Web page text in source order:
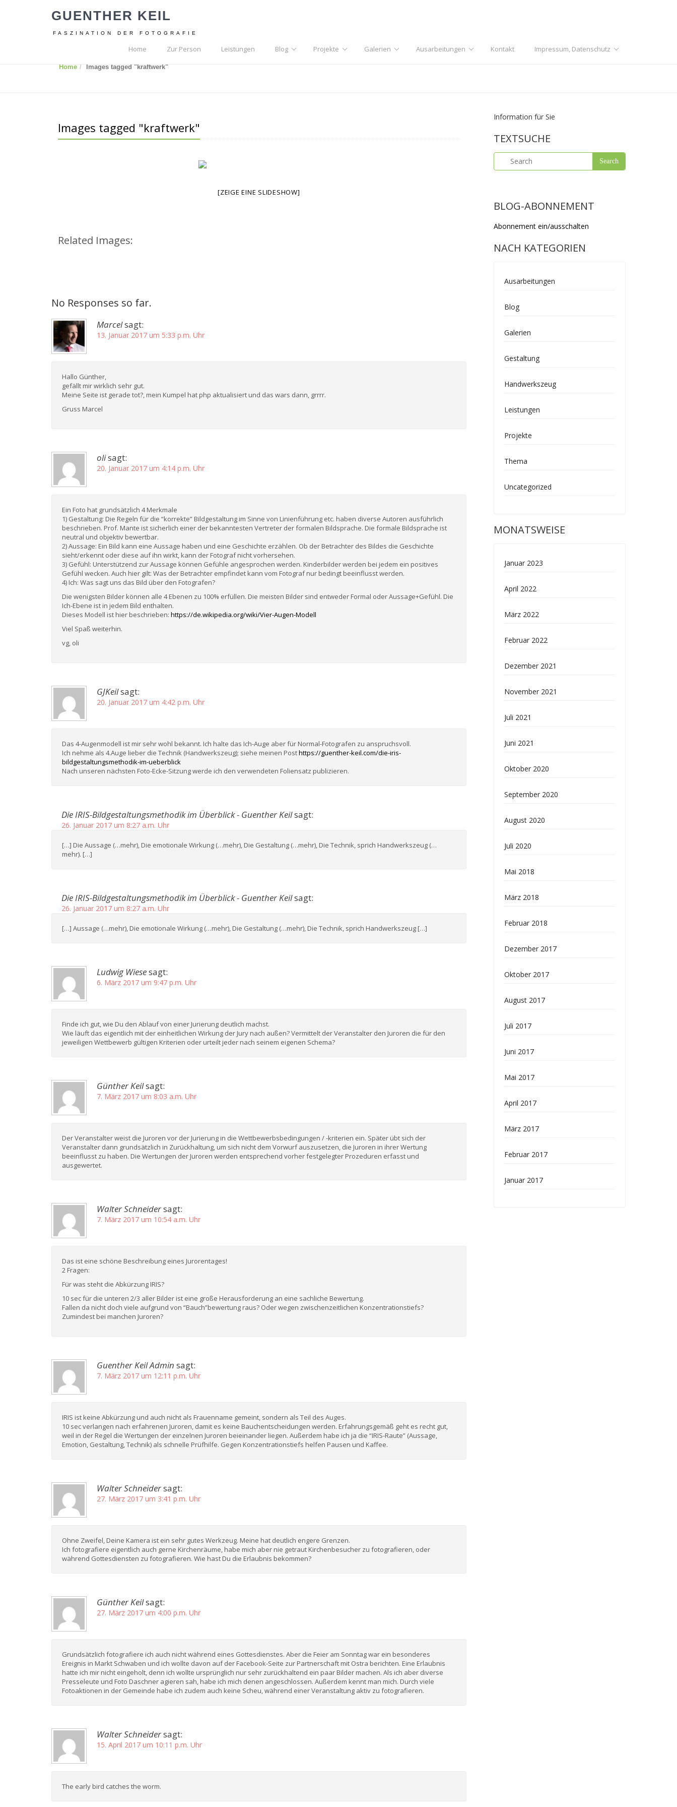
GUENTHER KEIL
FASZINATION DER FOTOGRAFIE
Home Zur Person Leistungen Blog Projekte Galerien Ausarbeitungen Kontakt Impressum, Datenschutz
Home Images tagged "kraftwerk"
Images tagged "kraftwerk"
[ZEIGE EINE SLIDESHOW]
Related Images:
No Responses so far.
Marcelsagt:
13. Januar 2017 um 5:33 p.m. Uhr
Hallo Günther,
gefällt mir wirklich sehr gut.
Meine Seite ist gerade tot?, mein Kumpel hat php aktualisiert und das wars dann, grrrr.
Gruss Marcel
olisagt:
20. Januar 2017 um 4:14 p.m. Uhr
Ein Foto hat grundsätzlich 4 Merkmale
1) Gestaltung: Die Regeln für die “korrekte” Bildgestaltung im Sinne von Linienführung etc. haben diverse Autoren ausführlich
beschrieben. Prof. Mante ist sicherlich einer der bekanntesten Vertreter der formalen Bildsprache. Die formale Bildsprache ist
neutral und objektiv bewertbar.
2) Aussage: Ein Bild kann eine Aussage haben und eine Geschichte erzählen. Ob der Betrachter des Bildes die Geschichte
sieht/erkennt oder diese auf ihn wirkt, kann der Fotograf nicht vorhersehen.
3) Gefühl: Unterstützend zur Aussage können Gefühle angesprochen werden. Kinderbilder werden bei jedem ein positives
Gefühl wecken. Auch hier gilt: Was der Betrachter empfindet kann vom Fotograf nur bedingt beeinflusst werden.
4) Ich: Was sagt uns das Bild über den Fotografen?
Die wenigsten Bilder können alle 4 Ebenen zu 100% erfüllen. Die meisten Bilder sind entweder Formal oder Aussage+Gefühl. Die
Ich-Ebene ist in jedem Bild enthalten.
Dieses Modell ist hier beschrieben: https://de.wikipedia.org/wiki/Vier-Augen-Modell
Viel Spaß weiterhin.
vg, oli
GJKeilsagt:
20. Januar 2017 um 4:42 p.m. Uhr
Das 4-Augenmodell ist mir sehr wohl bekannt. Ich halte das Ich-Auge aber für Normal-Fotografen zu anspruchsvoll.
Ich nehme als 4.Auge lieber die Technik (Handwerkszeug); siehe meinen Posthttps://guenther-keil.com/die-iris-
bildgestaltungsmethodik-im-ueberblick
Nach unseren nächsten Foto-Ecke-Sitzung werde ich den verwendeten Foliensatz publizieren.
Die IRIS-Bildgestaltungsmethodik im Überblick - Guenther Keilsagt:
26. Januar 2017 um 8:27 a.m. Uhr
[…] Die Aussage (…mehr), Die emotionale Wirkung (…mehr), Die Gestaltung (…mehr), Die Technik, sprich Handwerkszeug (…
mehr). […]
Die IRIS-Bildgestaltungsmethodik im Überblick - Guenther Keilsagt:
26. Januar 2017 um 8:27 a.m. Uhr
[…] Aussage (…mehr), Die emotionale Wirkung (…mehr), Die Gestaltung (…mehr), Die Technik, sprich Handwerkszeug […]
Ludwig Wiesesagt:
6. März 2017 um 9:47 p.m. Uhr
Finde ich gut, wie Du den Ablauf von einer Jurierung deutlich machst.
Wie läuft das eigentlich mit der einheitlichen Wirkung der Jury nach außen? Vermittelt der Veranstalter den Juroren die für den
jeweiligen Wettbewerb gültigen Kriterien oder urteilt jeder nach seinem eigenen Schema?
Günther Keilsagt:
7. März 2017 um 8:03 a.m. Uhr
Der Veranstalter weist die Juroren vor der Jurierung in die Wettbewerbsbedingungen / -kriterien ein. Später übt sich der
Veranstalter dann grundsätzlich in Zurückhaltung, um sich nicht dem Vorwurf auszusetzen, die Juroren in ihrer Wertung
beeinflusst zu haben. Die Wertungen der Juroren werden entsprechend vorher festgelegter Prozeduren erfasst und
ausgewertet.
Walter Schneidersagt:
7. März 2017 um 10:54 a.m. Uhr
Das ist eine schöne Beschreibung eines Jurorentages!
2 Fragen:
Für was steht die Abkürzung IRIS?
10 sec für die unteren 2/3 aller Bilder ist eine große Herausforderung an eine sachliche Bewertung.
Fallen da nicht doch viele aufgrund von “Bauch”bewertung raus? Oder wegen zwischenzeitlichen Konzentrationstiefs?
Zumindest bei manchen Juroren?
Guenther Keil Admin sagt:
7. März 2017 um 12:11 p.m. Uhr
IRIS ist keine Abkürzung und auch nicht als Frauenname gemeint, sondern als Teil des Auges.
10 sec verlangen nach erfahrenen Juroren, damit es keine Bauchentscheidungen werden. Erfahrungsgemäß geht es recht gut,
weil in der Regel die Wertungen der einzelnen Juroren beieinander liegen. Außerdem habe ich ja die “IRIS-Raute” (Aussage,
Emotion, Gestaltung, Technik) als schnelle Prüfhilfe. Gegen Konzentrationstiefs helfen Pausen und Kaffee.
Walter Schneidersagt:
27. März 2017 um 3:41 p.m. Uhr
Ohne Zweifel, Deine Kamera ist ein sehr gutes Werkzeug. Meine hat deutlich engere Grenzen.
Ich fotografiere eigentlich auch gerne Kirchenräume, habe mich aber nie getraut Kirchenbesucher zu fotografieren, oder
während Gottesdiensten zu fotografieren. Wie hast Du die Erlaubnis bekommen?
Günther Keilsagt:
27. März 2017 um 4:00 p.m. Uhr
Grundsätzlich fotografiere ich auch nicht während eines Gottesdienstes. Aber die Feier am Sonntag war ein besonderes
Ereignis in Markt Schwaben und ich wollte davon auf der Facebook-Seite zur Partnerschaft mit Ostra berichten. Eine Erlaubnis
hatte ich mir nicht eingeholt, denn ich wollte ursprünglich nur sehr zurückhaltend ein paar Bilder machen. Als ich aber diverse
Presseleute und Foto Daschner agieren sah, habe ich mich denen angeschlossen. Außerdem kennt man mich. Durch viele
Fotoaktionen in der Gemeinde habe ich zudem auch keine Scheu, während einer Veranstaltung aktiv zu fotografieren.
Walter Schneidersagt:
15. April 2017 um 10:11 p.m. Uhr
The early bird catches the worm.
Information für Sie
TEXTSUCHE
BLOG-ABONNEMENT
Abonnement ein/ausschalten
NACH KATEGORIEN
Ausarbeitungen
Blog
Galerien
Gestaltung
Handwerkszeug
Leistungen
Projekte
Thema
Uncategorized
MONATSWEISE
Januar 2023
April 2022
März 2022
Februar 2022
Dezember 2021
November 2021
Juli 2021
Juni 2021
Oktober 2020
September 2020
August 2020
Juli 2020
Mai 2018
März 2018
Februar 2018
Dezember 2017
Oktober 2017
August 2017
Juli 2017
Juni 2017
Mai 2017
April 2017
März 2017
Februar 2017
Januar 2017